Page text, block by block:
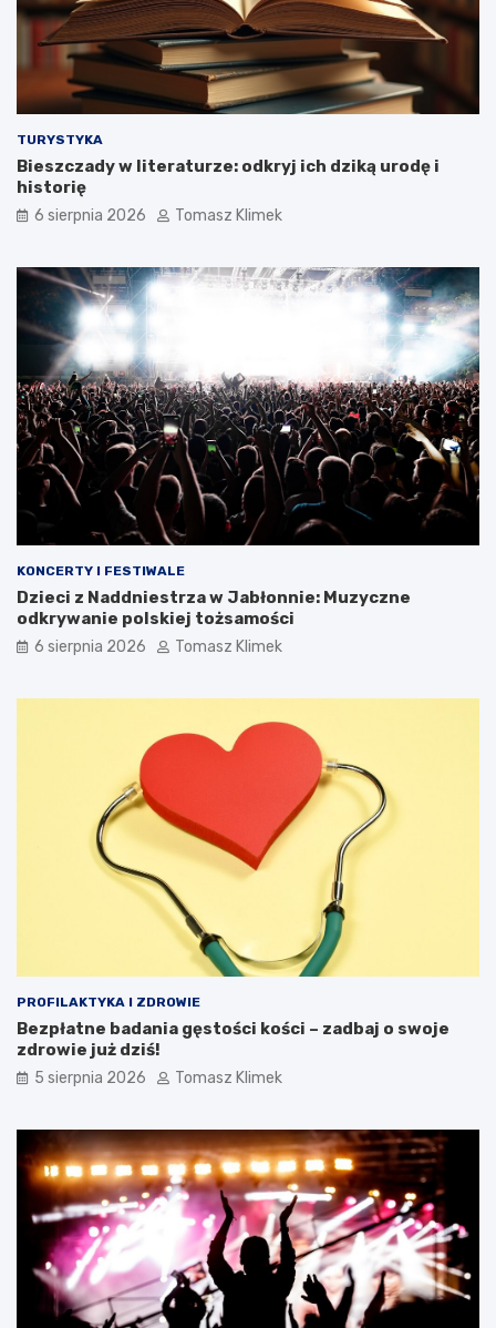
TURYSTYKA
Bieszczady w literaturze: odkryj ich dziką urodę i
historię
6 sierpnia 2026 Tomasz Klimek
KONCERTY I FESTIWALE
Dzieci z Naddniestrza w Jabłonnie: Muzyczne
odkrywanie polskiej tożsamości
6 sierpnia 2026 Tomasz Klimek
PROFILAKTYKA I ZDROWIE
Bezpłatne badania gęstości kości – zadbaj o swoje
zdrowie już dziś!
5 sierpnia 2026 Tomasz Klimek